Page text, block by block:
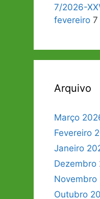
7/2026-
fevereiro 7
Arquivo
Março
Fevereiro
Janeiro
Dezembro
Novembro
Outubro